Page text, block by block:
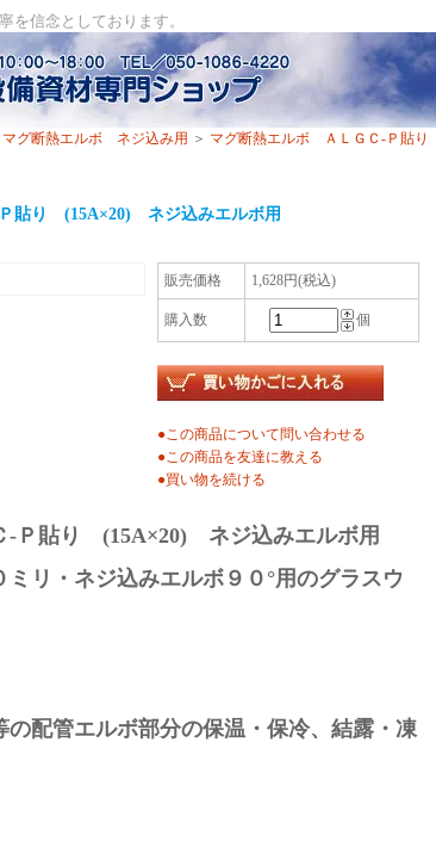
を信念としております。
マグ断熱エルボ ネジ込み用 ＞ マグ断熱エルボ ＡＬＧＣ-Ｐ貼り
貼り (15A×20) ネジ込みエルボ用
販売価格 1,628円(税込)
購入数 個
●この商品について問い合わせる
●この商品を友達に教える
●買い物を続ける
-Ｐ貼り (15A×20) ネジ込みエルボ用
リ・ネジ込みエルボ９０°用のグラスウ
の配管エルボ部分の保温・保冷、結露・凍